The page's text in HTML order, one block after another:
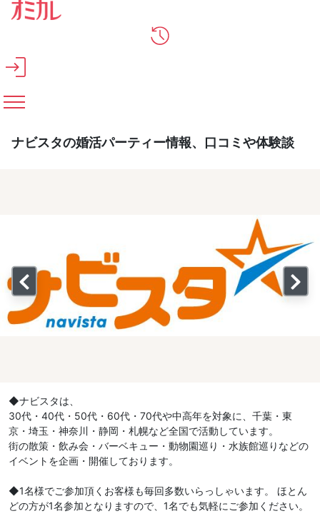
メインコンテンツへスキップ
ナビスタの婚活パーティー情報、口コミや体験談
◆ナビスタは、
30代・40代・50代・60代・70代や中高年を対象に、千葉・東
京・埼玉・神奈川・静岡・札幌など全国で活動しています。
街の散策・飲み会・バーベキュー・動物園巡り・水族館巡りなどの
イベントを企画・開催しております。
◆1名様でご参加頂くお客様も毎回多数いらっしゃいます。 ほとん
どの方が1名参加となりますので、1名でも気軽にご参加ください。